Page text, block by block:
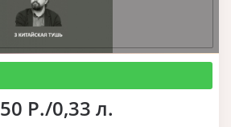
Р./0,33 л.